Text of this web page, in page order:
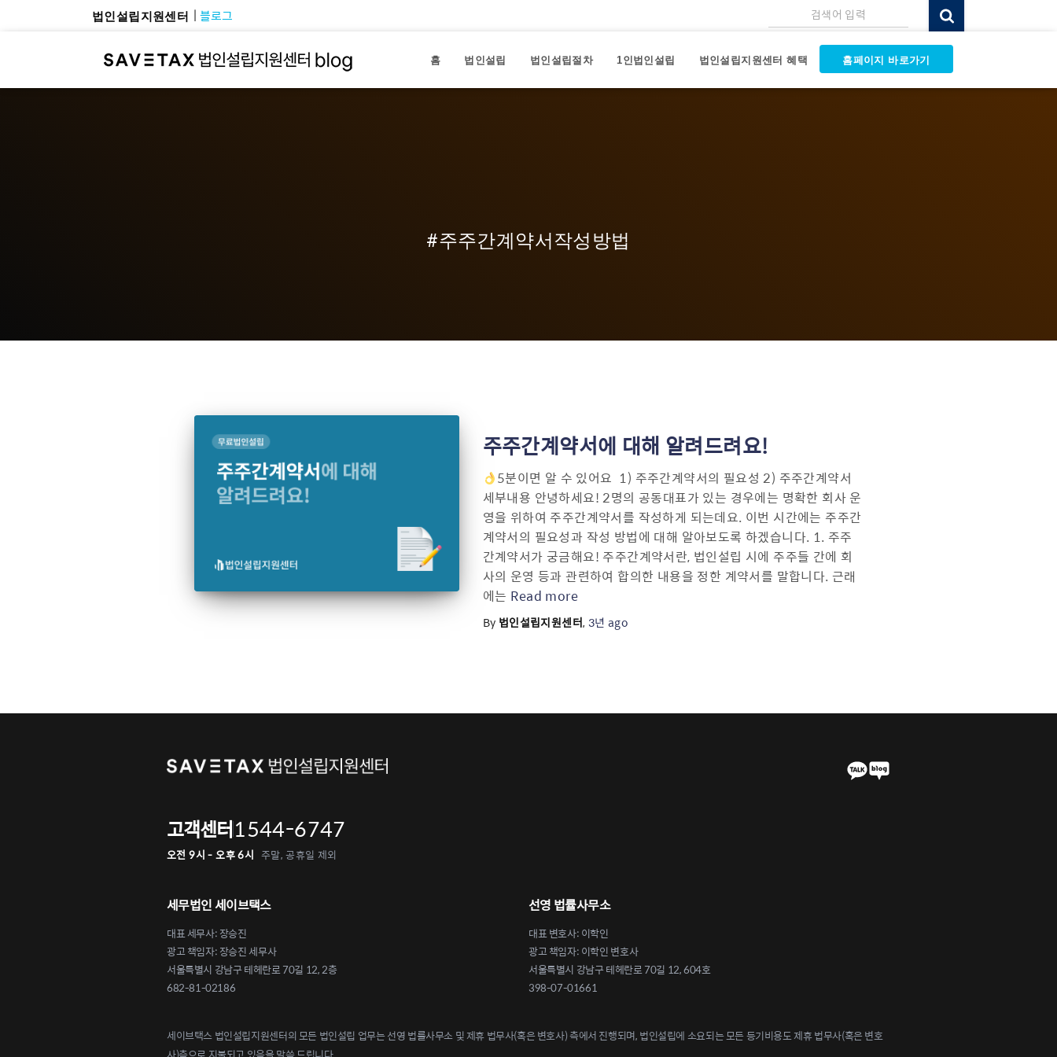
법인설립지원센터 블로그 검색어 입력
홈 법인설립 법인설립절차 1인법인설립 법인설립지원센터 혜택 홈페이지 바로가기
#주주간계약서작성방법
주주간계약서에 대해 알려드려요!
5분이면 알 수 있어요 ​ 1) 주주간계약서의 필요성 2) 주주간계약서
세부내용 안녕하세요! 2명의 공동대표가 있는 경우에는 명확한 회사 운
영을 위하여 주주간계약서를 작성하게 되는데요. 이번 시간에는 주주간
계약서의 필요성과 작성 방법에 대해 알아보도록 하겠습니다. 1. 주주
간계약서가 궁금해요! 주주간계약서란, 법인설립 시에 주주들 간에 회
사의 운영 등과 관련하여 합의한 내용을 정한 계약서를 말합니다. 근래
에는 Read more
By 법인설립지원센터, 3년 ago
고객센터1544-6747
오전 9시 - 오후 6시 주말, 공휴일 제외
세무법인 세이브택스
대표 세무사: 장승진
광고 책임자: 장승진 세무사
서울특별시 강남구 테헤란로 70길 12, 2층
682-81-02186
선영 법률사무소
대표 변호사: 이학인
광고 책임자: 이학인 변호사
서울특별시 강남구 테헤란로 70길 12, 604호
398-07-01661
세이브택스 법인설립지원센터의 모든 법인설립 업무는 선영 법률사무소 및 제휴 법무사(혹은 변호사) 측에서 진행되며, 법인설립에 소요되는 모든 등기비용도 제휴 법무사(혹은 변호